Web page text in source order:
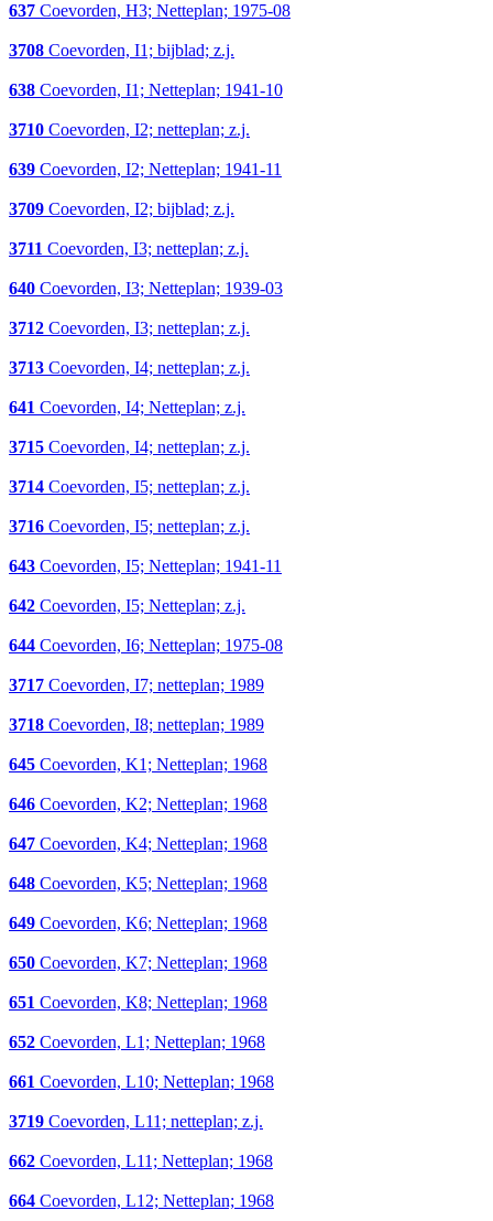
637 Coevorden, H3; Netteplan; 1975-08
3708 Coevorden, I1; bijblad; z.j.
638 Coevorden, I1; Netteplan; 1941-10
3710 Coevorden, I2; netteplan; z.j.
639 Coevorden, I2; Netteplan; 1941-11
3709 Coevorden, I2; bijblad; z.j.
3711 Coevorden, I3; netteplan; z.j.
640 Coevorden, I3; Netteplan; 1939-03
3712 Coevorden, I3; netteplan; z.j.
3713 Coevorden, I4; netteplan; z.j.
641 Coevorden, I4; Netteplan; z.j.
3715 Coevorden, I4; netteplan; z.j.
3714 Coevorden, I5; netteplan; z.j.
3716 Coevorden, I5; netteplan; z.j.
643 Coevorden, I5; Netteplan; 1941-11
642 Coevorden, I5; Netteplan; z.j.
644 Coevorden, I6; Netteplan; 1975-08
3717 Coevorden, I7; netteplan; 1989
3718 Coevorden, I8; netteplan; 1989
645 Coevorden, K1; Netteplan; 1968
646 Coevorden, K2; Netteplan; 1968
647 Coevorden, K4; Netteplan; 1968
648 Coevorden, K5; Netteplan; 1968
649 Coevorden, K6; Netteplan; 1968
650 Coevorden, K7; Netteplan; 1968
651 Coevorden, K8; Netteplan; 1968
652 Coevorden, L1; Netteplan; 1968
661 Coevorden, L10; Netteplan; 1968
3719 Coevorden, L11; netteplan; z.j.
662 Coevorden, L11; Netteplan; 1968
664 Coevorden, L12; Netteplan; 1968